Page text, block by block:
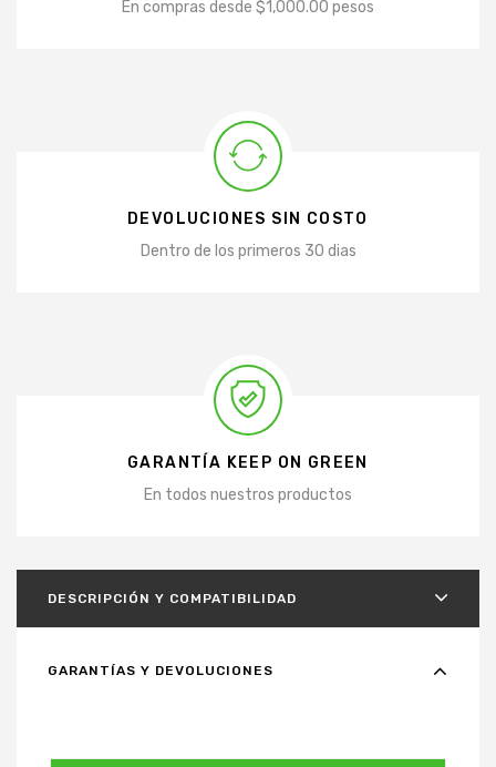
En compras desde $1,000.00 pesos
DEVOLUCIONES SIN COSTO
Dentro de los primeros 30 dias
GARANTÍA KEEP ON GREEN
En todos nuestros productos
DESCRIPCIÓN Y COMPATIBILIDAD
GARANTÍAS Y DEVOLUCIONES